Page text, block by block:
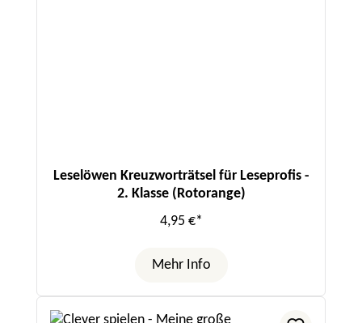
Leselöwen Kreuzworträtsel für Leseprofis -
2. Klasse (Rotorange)
4,95 €*
Mehr Info